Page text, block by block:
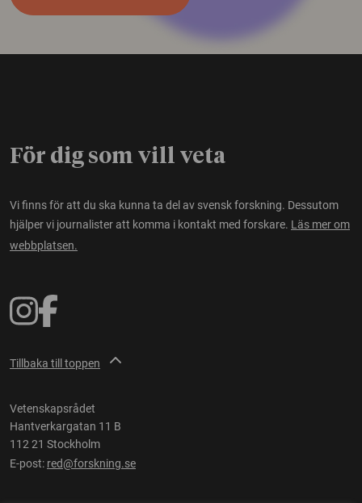
För dig som vill veta
Vi finns för att du ska kunna ta del av svensk forskning. Dessutom
hjälper vi journalister att komma i kontakt med forskare. Läs mer om
webbplatsen.
Tillbaka till toppen
Vetenskapsrådet
Hantverkargatan 11 B
112 21 Stockholm
E-post: red@forskning.se